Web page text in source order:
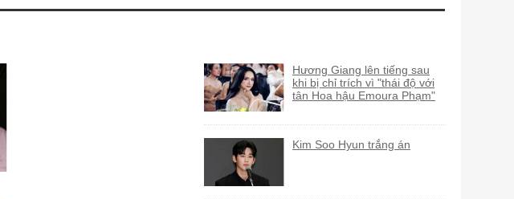
Hương Giang lên tiếng sau
khi bị chỉ trích vì "thái độ với
tân Hoa hậu Emoura Phạm"
Kim Soo Hyun trắng án